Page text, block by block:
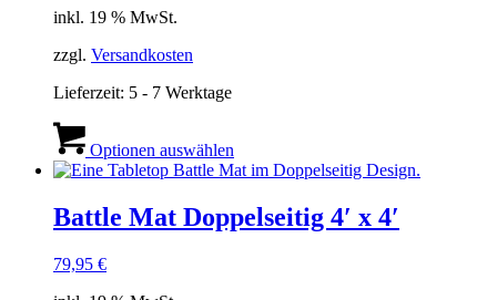
inkl. 19 % MwSt.
zzgl. Versandkosten
Lieferzeit: 5 - 7 Werktage
Optionen auswählen
Battle Mat Doppelseitig 4′ x 4′
79,95 €